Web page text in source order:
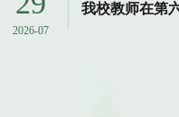
2026-07